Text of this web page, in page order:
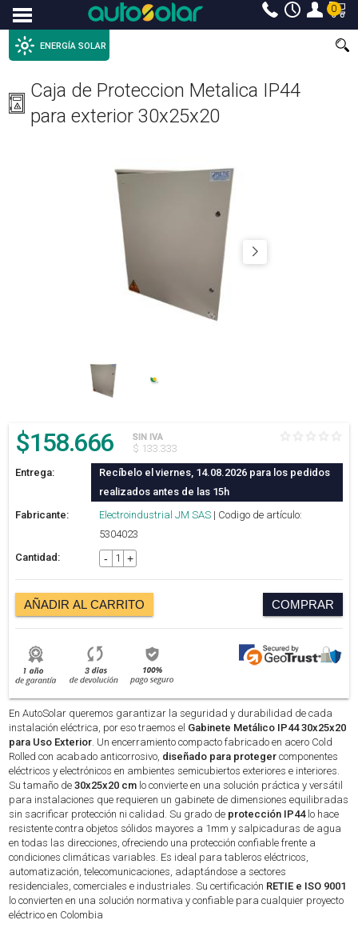
Menu 0
ENERGÍA SOLAR
Caja de Proteccion Metalica IP44
para exterior 30x25x20
$158.666 SIN IVA
$ 133.333
Entrega:
Recíbelo el viernes, 14.08.2026 para los pedidos
realizados antes de las 15h
Fabricante:
Electroindustrial JM SAS | Codigo de artículo:
5304023
Cantidad:
- +
AÑADIR AL CARRITO COMPRAR
En AutoSolar queremos garantizar la seguridad y durabilidad de cada
instalación eléctrica, por eso traemos el Gabinete Metálico IP44 30x25x20
para Uso Exterior. Un encerramiento compacto fabricado en acero Cold
Rolled con acabado anticorrosivo, diseñado para proteger componentes
eléctricos y electrónicos en ambientes semicubiertos exteriores e interiores.
Su tamaño de30x25x20 cm lo convierte en una solución práctica y versátil
para instalaciones que requieren un gabinete de dimensiones equilibradas
sin sacrificar protección ni calidad. Su grado de protección IP44lo hace
resistente contra objetos sólidos mayores a 1mm y salpicaduras de agua
en todas las direcciones, ofreciendo una protección confiable frente a
condiciones climáticas variables. Es ideal para tableros eléctricos,
automatización, telecomunicaciones, adaptándose a sectores
residenciales, comerciales e industriales. Su certificación RETIE e ISO 9001
lo convierten en una solución normativa y confiable para cualquier proyecto
eléctrico en Colombia